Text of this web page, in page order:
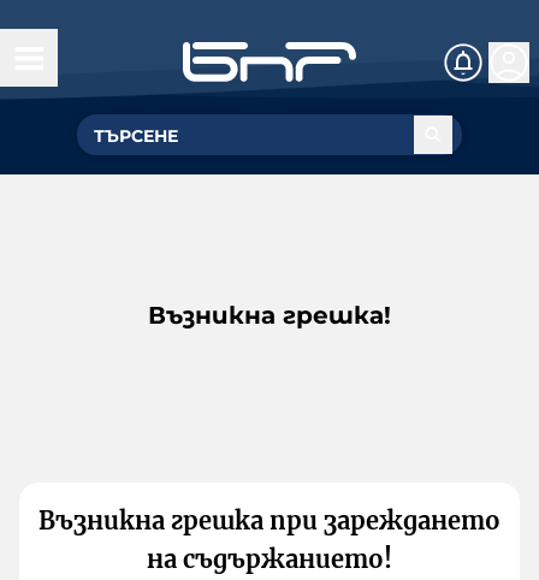
Възникна грешка!
Възникна грешка при зареждането
на съдържанието!